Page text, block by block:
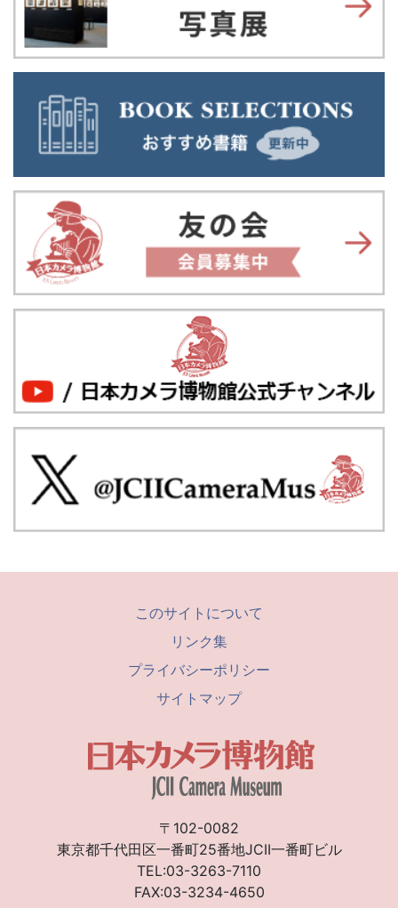
このサイトについて
リンク集
プライバシーポリシー
サイトマップ
〒102-0082
東京都千代田区一番町25番地JCII一番町ビル
TEL:03-3263-7110
FAX:03-3234-4650